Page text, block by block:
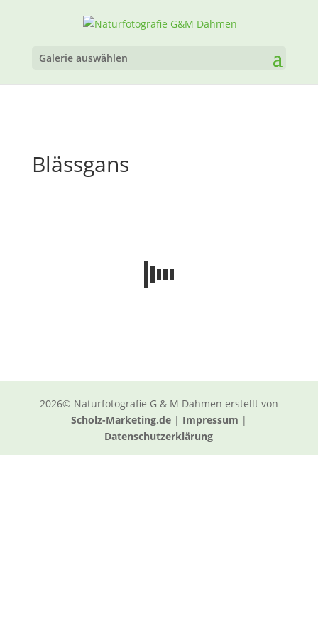
Galerie auswählen
Blässgans
2026© Naturfotografie G & M Dahmen erstellt von
Scholz-Marketing.de| Impressum |
Datenschutzerklärung